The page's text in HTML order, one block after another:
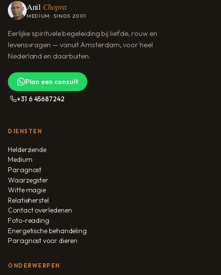
Anil Chopra
MEDIUM · SINDS 2001
Eerlijke spirituele begeleiding bij liefde, rouw en
levensvragen — vanuit Amsterdam, voor heel
Nederland en daarbuiten.
Plan een consult
+31 6 45687242
DIENSTEN
Helderziende
Medium
Paragnost
Waarzegster
Witte magie
Relatieherstel
Contact overledenen
Foto-reading
Energetische behandeling
Paragnost voor dieren
ONDERWERPEN